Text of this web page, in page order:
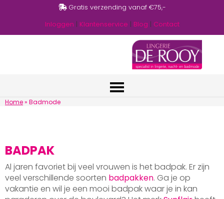
Gratis verzending vanaf €75,-
Inloggen | Klantenservice | Blog | Contact
Home» Badmode
BADPAK
Al jaren favoriet bij veel vrouwen is het badpak. Er zijn
veel verschillende soorten badpakken. Ga je op
vakantie en wil je een mooi badpak waar je in kan